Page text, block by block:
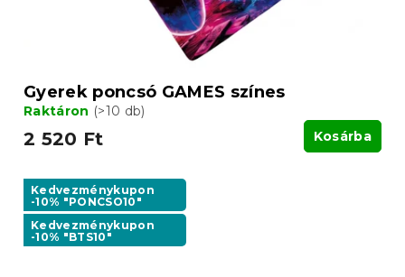
Gyerek poncsó GAMES színes
Raktáron (>10 db)
2 520 Ft Kosárba
Kedvezménykupon
-10% "PONCSO10"
Kedvezménykupon
-10% "BTS10"